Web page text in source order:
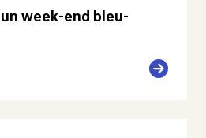
un week-end bleu-